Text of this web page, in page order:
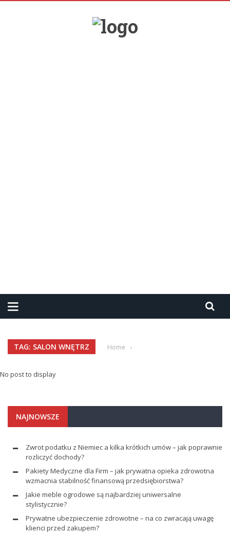
TAG: SALON WNĘTRZ Home ›
No post to display
NAJNOWSZE
Zwrot podatku z Niemiec a kilka krótkich umów – jak poprawnie
rozliczyć dochody?
Pakiety Medyczne dla Firm – jak prywatna opieka zdrowotna
wzmacnia stabilność finansową przedsiębiorstwa?
Jakie meble ogrodowe są najbardziej uniwersalne
stylistycznie?
Prywatne ubezpieczenie zdrowotne – na co zwracają uwagę
klienci przed zakupem?